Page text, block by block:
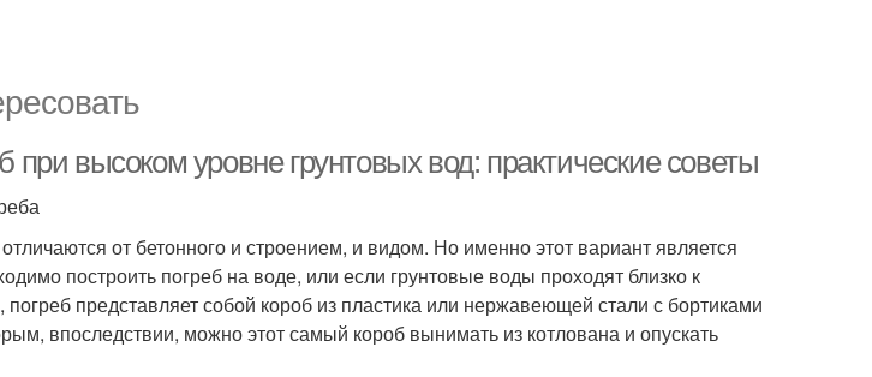
при высоком уровне грунтовых вод: практические советы
от бетонного и строением, и видом. Но именно этот вариант является
построить погреб на воде, или если грунтовые воды проходят близко к
погреб представляет собой короб из пластика или нержавеющей стали с бортиками
впоследствии, можно этот самый короб вынимать из котлована и опускать